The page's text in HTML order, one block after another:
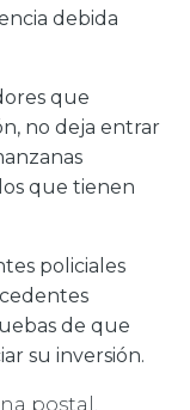
debida
que
no deja entrar
que tienen
policiales
de que
su inversión.